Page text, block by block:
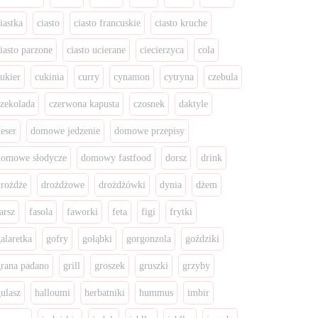
ciasto ciasto francuskie ciasto kruche
parzone ciasto ucierane ciecierzyca cola
cukinia curry cynamon cytryna czebula
czerwona kapusta czosnek daktyle
domowe jedzenie domowe przepisy
słodycze domowy fastfood dorsz drink
drożdżowe drożdżówki dynia dżem
fasola faworki feta figi frytki
gofry gołąbki gorgonzola goździki
padano grill groszek gruszki grzyby
halloumi herbatniki hummus imbir